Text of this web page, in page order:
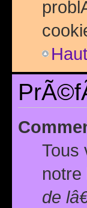
Haut
Tous
de